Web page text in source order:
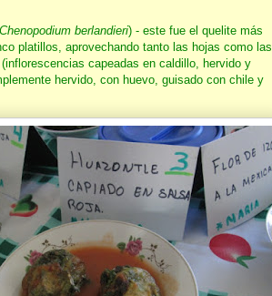
berlandieri) - este fue el quelite más
platillos, aprovechando tanto las hojas como las
capeadas en caldillo, hervido y
hervido, con huevo, guisado con chile y